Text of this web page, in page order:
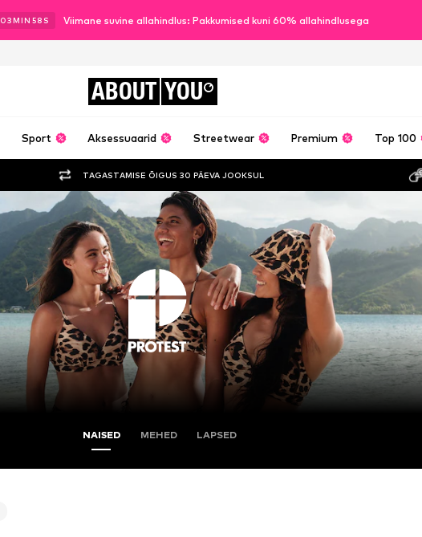
03MIN 57 S Viimane suvine allahindlus: Pakkumised kuni 60% allahindlusega
ABOUT YOU
Sport Aksessuaarid Streetwear Premium Top 100
TAGASTAMISE ÕIGUS 30 PÄEVA JOOKSUL
NAISED MEHED LAPSED